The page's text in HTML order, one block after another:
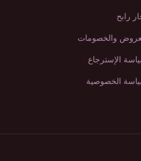
رابح
والخصومات
الإسترجاع
الخصوصية